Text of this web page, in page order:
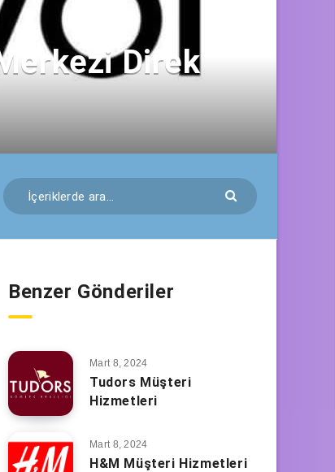
Direk
Benzer Gönderiler
Mart 8, 2024
Tudors Müşteri
Hizmetleri
Mart 8, 2024
H&M Müşteri Hizmetleri